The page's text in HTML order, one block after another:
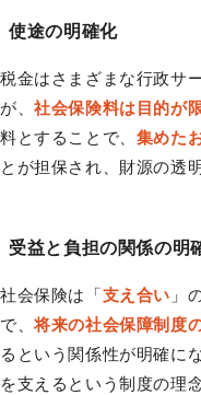
使途の明確化
税金はさまざまな行政サ
が、社会保険料は目的が
料とすることで、 集めた
とが担保され、財源の透
受益と負担の関係の明
社会保険は「支え合い 」
で、将来の社会保障制度
るという関係性が明確に
を支えるという制度の理